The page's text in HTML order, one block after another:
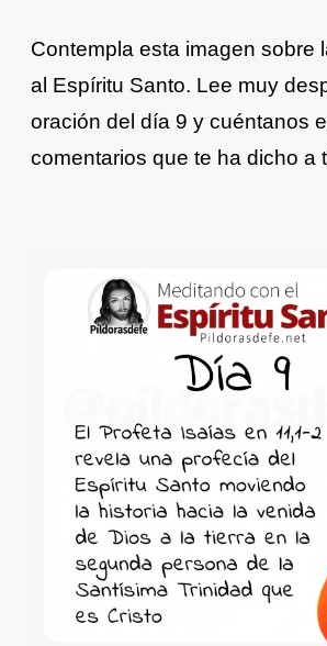
Contempla esta imagen sobre
al Espíritu Santo. Lee muy
oración del día 9 y cuéntanos
comentarios que te ha dicho a